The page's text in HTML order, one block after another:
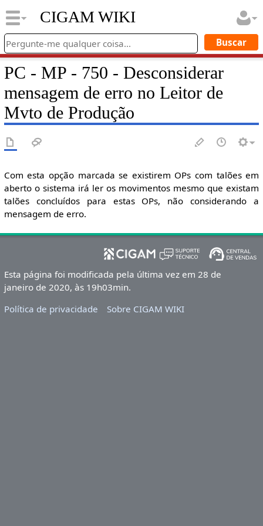
CIGAM WIKI
PC - MP - 750 - Desconsiderar
mensagem de erro no Leitor de
Mvto de Produção
Com esta opção marcada se existirem OPs com talões em
aberto o sistema irá ler os movimentos mesmo que existam
talões concluídos para estas OPs, não considerando a
mensagem de erro.
Esta página foi modificada pela última vez em 28 de
janeiro de 2020, às 19h03min.
Política de privacidade
Sobre CIGAM WIKI